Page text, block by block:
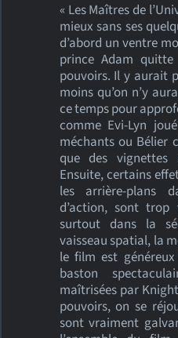
« Les Maîtres de
mieux sans ses
d’abord un ventre
prince Adam
pouvoirs. Il y aurait
moins qu’on n’y
ce temps pour
comme Evi-Lyn
méchants ou Bélier
que des vignettes
Ensuite, certains
les arrière-plans
d’action, sont trop
surtout dans la
vaisseau spatial, la
le film est
baston
maîtrisées par
pouvoirs, on se
sont vraiment